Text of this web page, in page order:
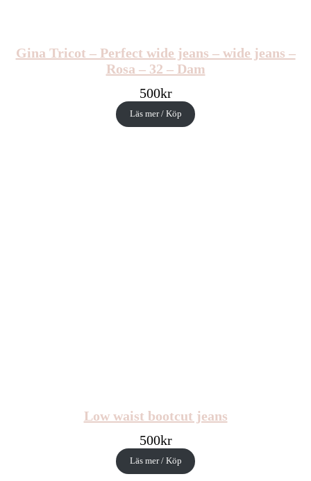
Gina Tricot – Perfect wide jeans – wide jeans –
Rosa – 32 – Dam
500kr
Läs mer / Köp
Low waist bootcut jeans
500kr
Läs mer / Köp